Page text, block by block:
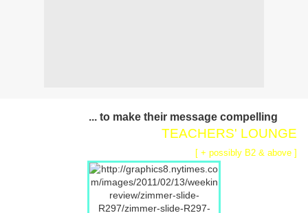
... to make their message compelling
TEACHERS' LOUNGE
[ + possibly B2 & above ]